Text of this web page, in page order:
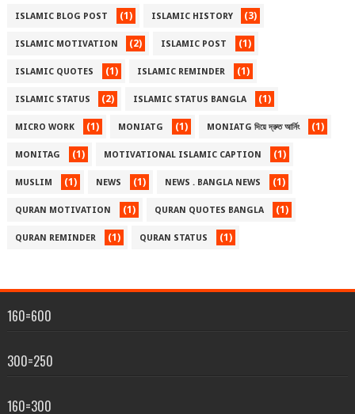
ISLAMIC BLOG POST (1) ISLAMIC HISTORY (3)
ISLAMIC MOTIVATION (2) ISLAMIC POST (1)
ISLAMIC QUOTES (1) ISLAMIC REMINDER (1)
ISLAMIC STATUS (2) ISLAMIC STATUS BANGLA (1)
MICRO WORK (1) MONIATG (1) MONIATG দিয়ে দ্রুত আর্নিং (1)
MONITAG (1) MOTIVATIONAL ISLAMIC CAPTION (1)
MUSLIM (1) NEWS (1) NEWS . BANGLA NEWS (1)
QURAN MOTIVATION (1) QURAN QUOTES BANGLA (1)
QURAN REMINDER (1) QURAN STATUS (1)
160=600
300=250
160=300